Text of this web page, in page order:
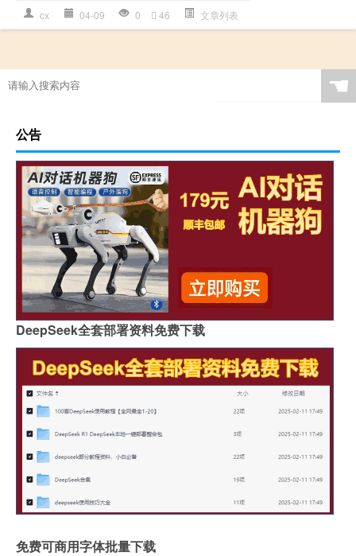
cx 04-09 0 46 文章列表
☚
公告
DeepSeek全套部署资料免费下载
免费可商用字体批量下载